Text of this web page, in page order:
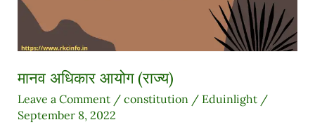
मानव अधिकार आयोग (राज्य)
Leave a Comment / constitution / Eduinlight /
September 8, 2022